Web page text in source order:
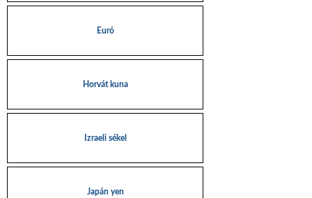
Euró
Horvát kuna
Izraeli sékel
Japán yen